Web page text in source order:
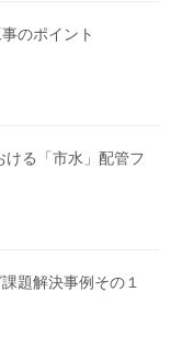
のポイント
ける「市水」配管フ
題解決事例その１